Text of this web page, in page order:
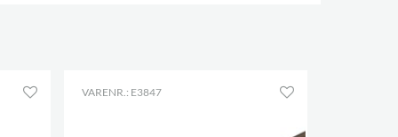
VARENR.: E3847